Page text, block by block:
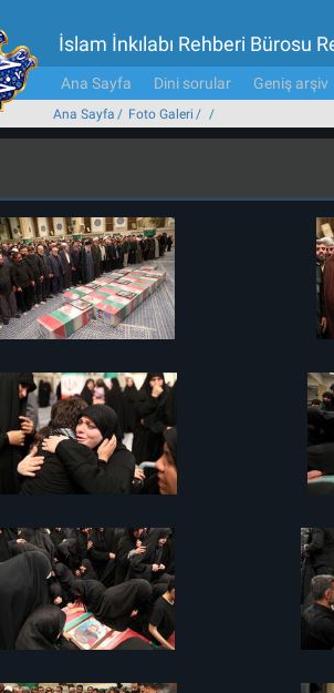
İslam İnkılabı Rehberi Bürosu
Ana Sayfa Dini sorular Geniş arşiv
Ana Sayfa Foto Galeri